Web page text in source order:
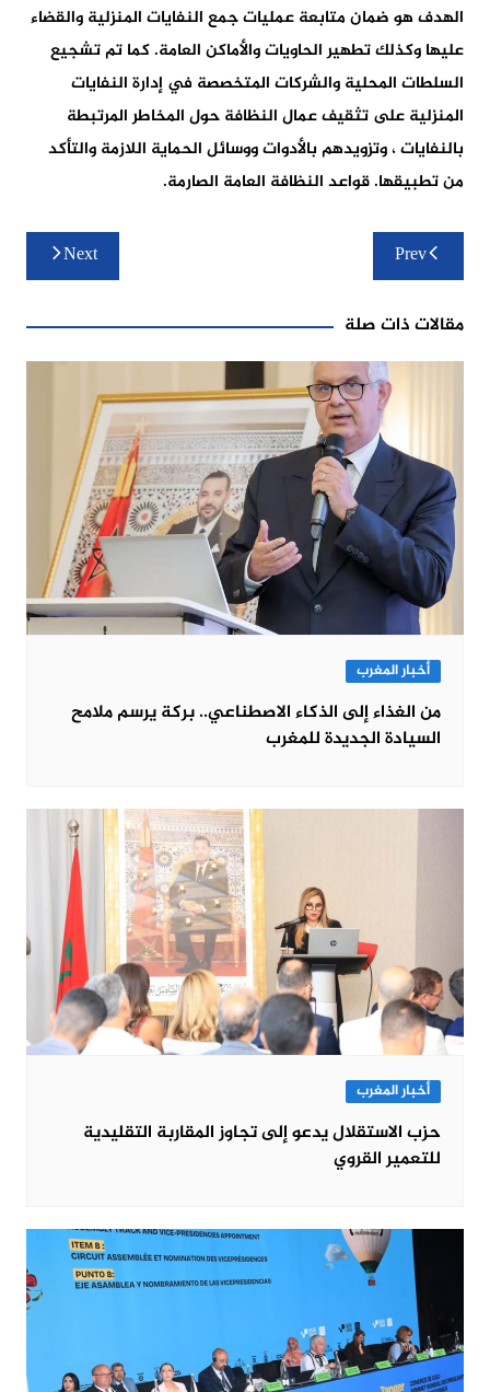
الهدف هو ضمان متابعة عمليات جمع النفايات المنزلية والقضاء
عليها وكذلك تطهير الحاويات والأماكن العامة. كما تم تشجيع
السلطات المحلية والشركات المتخصصة في إدارة النفايات
المنزلية على تثقيف عمال النظافة حول المخاطر المرتبطة
بالنفايات ، وتزويدهم بالأدوات ووسائل الحماية اللازمة والتأكد
من تطبيقها. قواعد النظافة العامة الصارمة.
تصفّح
المقالات
Prev
Next
مقالات ذات صلة
أخبار المغرب
من الغذاء إلى الذكاء الاصطناعي.. بركة يرسم ملامح
السيادة الجديدة للمغرب
أخبار المغرب
حزب الاستقلال يدعو إلى تجاوز المقاربة التقليدية
للتعمير القروي